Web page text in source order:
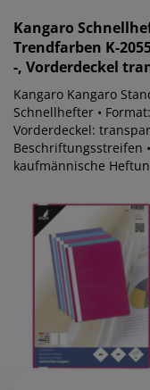
Kangaro
Trendfarben K-
-, Vorderdeckel
Kangaro Kangaro
Schnellhefter •
Vorderdeckel:
Beschriftungsstreifen
kaufmännische